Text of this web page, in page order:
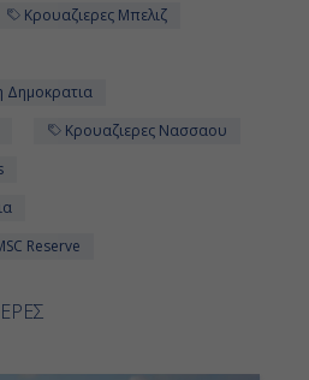
Ημέρα 12η
Κρουαζιερες Μπελιζ
Δημοκρατια
Κρουαζιερες Νασσαου
Reserve